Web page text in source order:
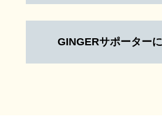
GINGERサポーター